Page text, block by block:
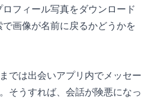
フィール写真をダウンロード
画像が名前に戻るかどうかを
では出会いアプリ内でメッセー
そうすれば、会話が険悪になっ